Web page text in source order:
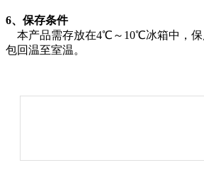
6、保存条件
本产品需存放在4℃～10℃冰箱中，保
包回温至室温。